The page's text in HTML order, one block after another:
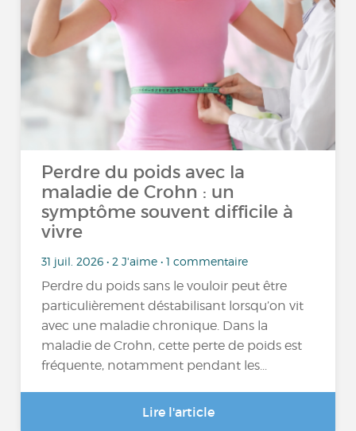
Perdre du poids avec la
maladie de Crohn : un
symptôme souvent difficile à
vivre
31 juil. 2026 • 2 J'aime • 1 commentaire
Perdre du poids sans le vouloir peut être
particulièrement déstabilisant lorsqu’on vit
avec une maladie chronique. Dans la
maladie de Crohn, cette perte de poids est
fréquente, notamment pendant les...
Lire l'article